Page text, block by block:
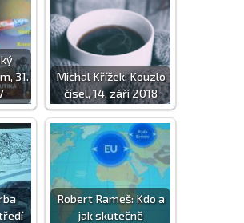
31.
Michal Křížek: Kouzlo
čísel, 14. září 2018
Robert Rameš: Kdo a
jak skutečně